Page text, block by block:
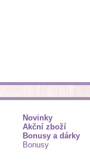
Novinky
Akční zboží
Bonusy a dárky
Bonusy